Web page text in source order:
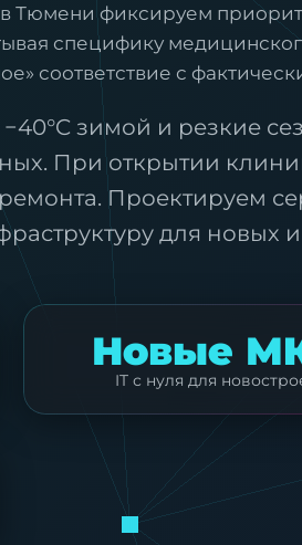
Тюмени фиксируем
специфику
соответствие с
зимой и резкие
При открытии
ремонта. Проектируем
для новых
Новые
IT с нуля для